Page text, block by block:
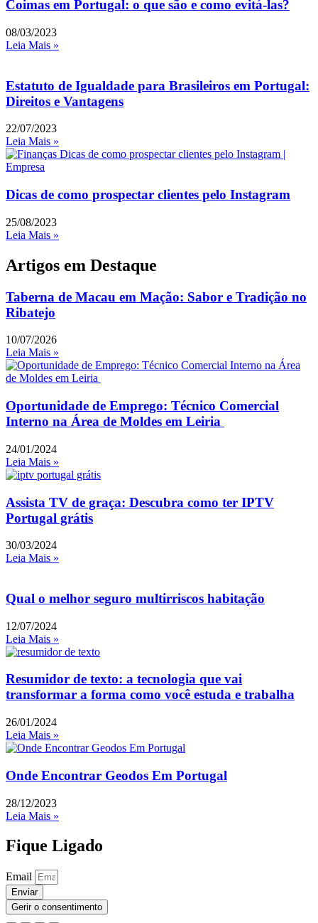
Coimas em Portugal: o que são e como evitá-las?
08/03/2023
Leia Mais »
Estatuto de Igualdade para Brasileiros em Portugal:
Direitos e Vantagens
22/07/2023
Leia Mais »
Dicas de como prospectar clientes pelo Instagram
25/08/2023
Leia Mais »
Artigos em Destaque
Taberna de Macau em Mação: Sabor e Tradição no
Ribatejo
10/07/2026
Leia Mais »
Oportunidade de Emprego: Técnico Comercial
Interno na Área de Moldes em Leiria
24/01/2024
Leia Mais »
Assista TV de graça: Descubra como ter IPTV
Portugal grátis
30/03/2024
Leia Mais »
Qual o melhor seguro multirriscos habitação
12/07/2024
Leia Mais »
Resumidor de texto: a tecnologia que vai
transformar a forma como você estuda e trabalha
26/01/2024
Leia Mais »
Onde Encontrar Geodos Em Portugal
28/12/2023
Leia Mais »
Fique Ligado
Email
Enviar
Gerir o consentimento